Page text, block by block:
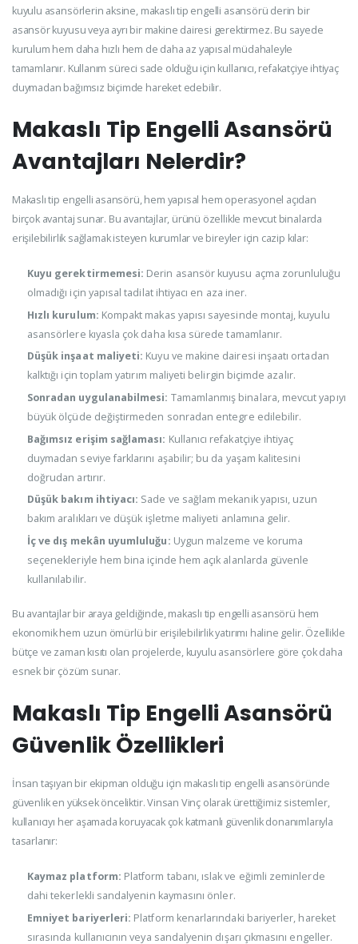
kuyulu asansörlerin aksine, makaslı tip engelli asansörü derin bir
asansör kuyusu veya ayrı bir makine dairesi gerektirmez. Bu sayede
kurulum hem daha hızlı hem de daha az yapısal müdahaleyle
tamamlanır. Kullanım süreci sade olduğu için kullanıcı, refakatçiye ihtiyaç
duymadan bağımsız biçimde hareket edebilir.
Makaslı Tip Engelli Asansörü
Avantajları Nelerdir?
Makaslı tip engelli asansörü, hem yapısal hem operasyonel açıdan
birçok avantaj sunar. Bu avantajlar, ürünü özellikle mevcut binalarda
erişilebilirlik sağlamak isteyen kurumlar ve bireyler için cazip kılar:
Kuyu gerektirmemesi: Derin asansör kuyusu açma zorunluluğu
olmadığı için yapısal tadilat ihtiyacı en aza iner.
Hızlı kurulum: Kompakt makas yapısı sayesinde montaj, kuyulu
asansörlere kıyasla çok daha kısa sürede tamamlanır.
Düşük inşaat maliyeti: Kuyu ve makine dairesi inşaatı ortadan
kalktığı için toplam yatırım maliyeti belirgin biçimde azalır.
Sonradan uygulanabilmesi: Tamamlanmış binalara, mevcut yapıyı
büyük ölçüde değiştirmeden sonradan entegre edilebilir.
Bağımsız erişim sağlaması: Kullanıcı refakatçiye ihtiyaç
duymadan seviye farklarını aşabilir; bu da yaşam kalitesini
doğrudan artırır.
Düşük bakım ihtiyacı: Sade ve sağlam mekanik yapısı, uzun
bakım aralıkları ve düşük işletme maliyeti anlamına gelir.
İç ve dış mekân uyumluluğu: Uygun malzeme ve koruma
seçenekleriyle hem bina içinde hem açık alanlarda güvenle
kullanılabilir.
Bu avantajlar bir araya geldiğinde, makaslı tip engelli asansörü hem
ekonomik hem uzun ömürlü bir erişilebilirlik yatırımı haline gelir. Özellikle
bütçe ve zaman kısıtı olan projelerde, kuyulu asansörlere göre çok daha
esnek bir çözüm sunar.
Makaslı Tip Engelli Asansörü
Güvenlik Özellikleri
İnsan taşıyan bir ekipman olduğu için makaslı tip engelli asansöründe
güvenlik en yüksek önceliktir. Vinsan Vinç olarak ürettiğimiz sistemler,
kullanıcıyı her aşamada koruyacak çok katmanlı güvenlik donanımlarıyla
tasarlanır:
Kaymaz platform: Platform tabanı, ıslak ve eğimli zeminlerde
dahi tekerlekli sandalyenin kaymasını önler.
Emniyet bariyerleri: Platform kenarlarındaki bariyerler, hareket
sırasında kullanıcının veya sandalyenin dışarı çıkmasını engeller.